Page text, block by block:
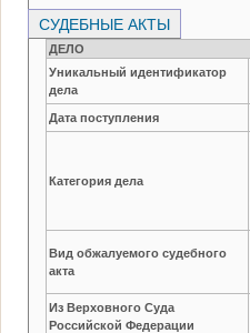
СУДЕБНЫЕ АКТЫ
ДЕЛО
Уникальный идентификатор
дела
Дата поступления
Категория дела
Вид обжалуемого судебного
акта
Из Верховного Суда
Российской Федерации